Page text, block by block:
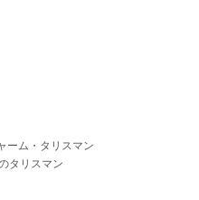
ーム・タリスマン
タリスマン